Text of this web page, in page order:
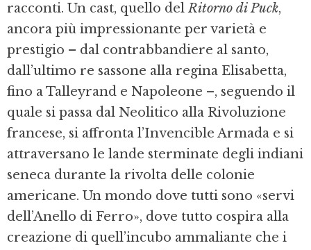
racconti. Un cast, quello delRitorno di Puck,
ancora più impres­sionante per varietà e
prestigio – dal contrabbandie­re al santo,
dall’ultimo re sassone alla regina Elisa­betta,
fino a Talleyrand e Napoleone –, seguendo il
quale si passa dal Neolitico alla Rivoluzione
francese, si affronta l’Invencible Armada e si
attraversano le lande sterminate degli indiani
seneca durante la rivol­ta delle colonie
americane. Un mondo dove tutti so­no «servi
dell’Anello di Ferro», dove tutto cospira alla
creazione di quell’incubo ammaliante che i